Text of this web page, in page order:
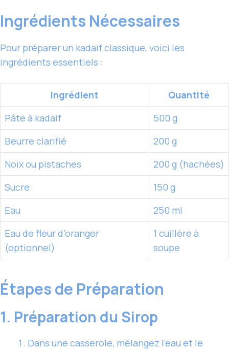
Ingrédients Nécessaires
Pour préparer un kadaif classique, voici les
ingrédients essentiels :
Ingrédient
Quantité
Pâte à kadaif
500 g
Beurre clarifié
200 g
Noix ou pistaches
200 g (hachées)
Sucre
150 g
Eau
250 ml
Eau de fleur d’oranger
(optionnel)
1 cuillère à
soupe
Étapes de Préparation
1. Préparation du Sirop
Dans une casserole, mélangez l’eau et le